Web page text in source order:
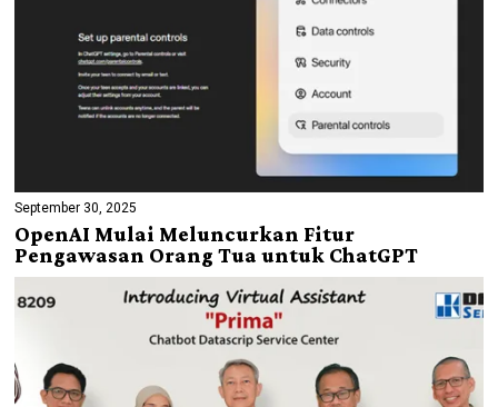
September 30, 2025
OpenAI Mulai Meluncurkan Fitur
Pengawasan Orang Tua untuk ChatGPT